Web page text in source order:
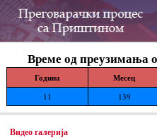
Време од преузимања
Година Месец
11 139
Видео галерија